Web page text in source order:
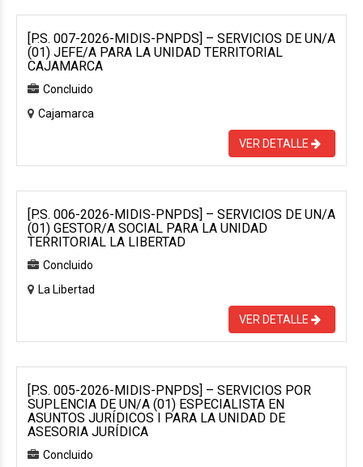
[P.S. 007-2026-MIDIS-PNPDS] – SERVICIOS DE UN/A
(01) JEFE/A PARA LA UNIDAD TERRITORIAL
CAJAMARCA
Concluido
Cajamarca
VER DETALLE
[P.S. 006-2026-MIDIS-PNPDS] – SERVICIOS DE UN/A
(01) GESTOR/A SOCIAL PARA LA UNIDAD
TERRITORIAL LA LIBERTAD
Concluido
La Libertad
VER DETALLE
[P.S. 005-2026-MIDIS-PNPDS] – SERVICIOS POR
SUPLENCIA DE UN/A (01) ESPECIALISTA EN
ASUNTOS JURÍDICOS I PARA LA UNIDAD DE
ASESORIA JURÍDICA
Concluido